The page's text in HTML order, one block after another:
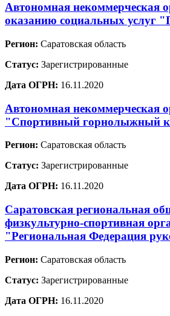
Автономная некоммерческая
оказанию социальных услуг
Регион: Саратовская область
Статус: Зарегистрированные
Дата ОГРН: 16.11.2020
Автономная некоммерческая
"Спортивный горнолыжный
Регион: Саратовская область
Статус: Зарегистрированные
Дата ОГРН: 16.11.2020
Саратовская региональная
физкультурно-спортивная
"Региональная Федерация
Регион: Саратовская область
Статус: Зарегистрированные
Дата ОГРН: 16.11.2020